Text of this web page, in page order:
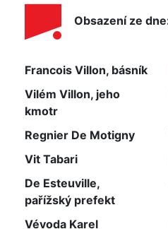
Obsazení ze
Francois Villon, básník
Vilém Villon, jeho
kmotr
Regnier De Motigny
Vit Tabari
De Esteuville,
pařížský prefekt
Vévoda Karel